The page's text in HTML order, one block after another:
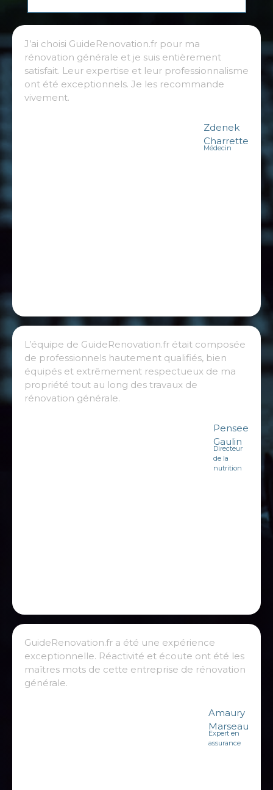
J’ai choisi GuideRenovation.fr pour ma
rénovation générale et je suis entièrement
satisfait. Leur expertise et leur professionnalisme
ont été exceptionnels. Je les recommande
vivement.
Zdenek
Charrette
Médecin
L’équipe de GuideRenovation.fr était composée
de professionnels hautement qualifiés, bien
équipés et extrêmement respectueux de ma
propriété tout au long des travaux de
rénovation générale.
Pensee
Gaulin
Directeur
de la
nutrition
GuideRenovation.fr a été une expérience
exceptionnelle. Réactivité et écoute ont été les
maîtres mots de cette entreprise de rénovation
générale.
Amaury
Marseau
Expert en
assurance